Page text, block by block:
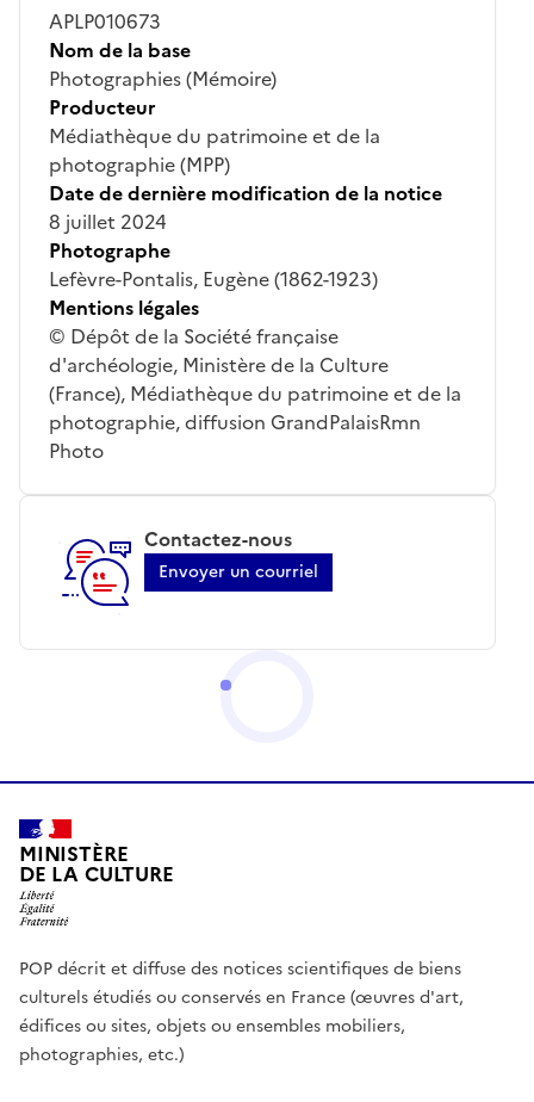
APLP010673
Nom de la base
Photographies (Mémoire)
Producteur
Médiathèque du patrimoine et de la
photographie (MPP)
Date de dernière modification de la notice
8 juillet 2024
Photographe
Lefèvre-Pontalis, Eugène (1862-1923)
Mentions légales
© Dépôt de la Société française
d'archéologie, Ministère de la Culture
(France), Médiathèque du patrimoine et de la
photographie, diffusion GrandPalaisRmn
Photo
Contactez-nous
Envoyer un courriel
MINISTÈRE
DE LA CULTURE
POP décrit et diffuse des notices scientifiques de biens
culturels étudiés ou conservés en France (œuvres d'art,
édifices ou sites, objets ou ensembles mobiliers,
photographies, etc.)